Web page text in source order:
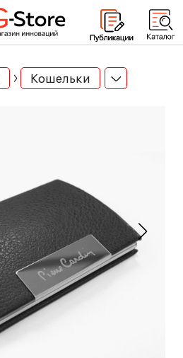
Кошельки